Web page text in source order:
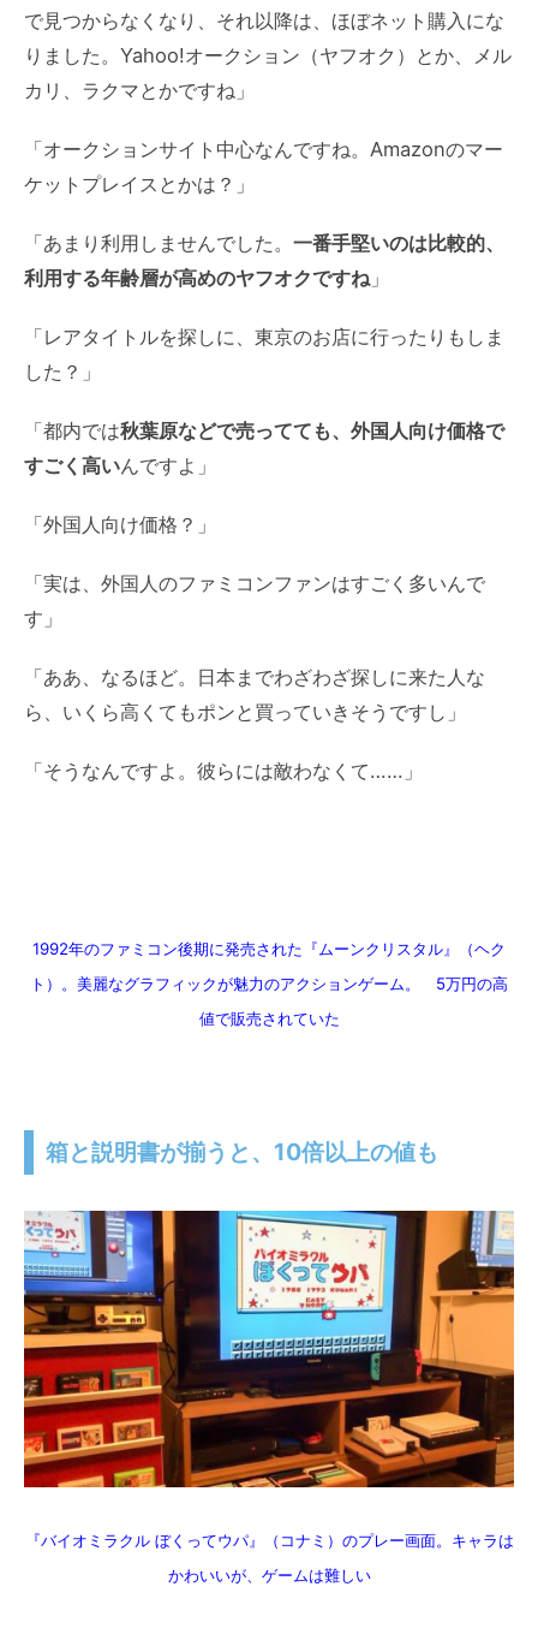
で見つからなくなり、それ以降は、ほぼネット購入にな
りました。Yahoo!オークション（ヤフオク）とか、メル
カリ、ラクマとかですね」
「オークションサイト中心なんですね。Amazonのマー
ケットプレイスとかは？」
「あまり利用しませんでした。 一番手堅いのは比較的、
利用する年齢層が高めのヤフオクですね」
「レアタイトルを探しに、東京のお店に行ったりもしま
した？」
「都内では秋葉原などで売ってても、外国人向け価格で
すごく高いんですよ」
「外国人向け価格？」
「実は、外国人のファミコンファンはすごく多いんで
す」
「ああ、なるほど。日本までわざわざ探しに来た人な
ら、いくら高くてもポンと買っていきそうですし」
「そうなんですよ。彼らには敵わなくて……」
1992年のファミコン後期に発売された『ムーンクリスタル』（ヘク
ト）。美麗なグラフィックが魅力のアクションゲーム。 5万円の高
値で販売されていた
箱と説明書が揃うと、10倍以上の値も
『バイオミラクル ぼくってウパ』（コナミ）のプレー画面。キャラは
かわいいが、ゲームは難しい